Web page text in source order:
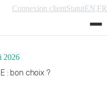
Connexion clientStatutEN FR
2026
: bon choix ?